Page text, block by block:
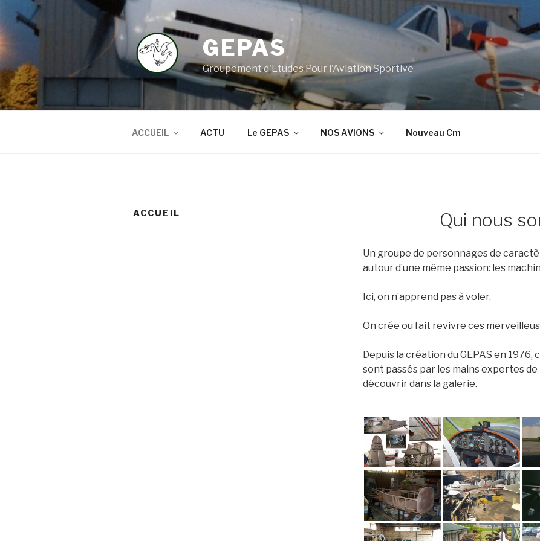
contenu
principal
GEPAS
Groupement d'Etudes Pour l'Aviation Sportive
ACCUEIL ACTU Le GEPAS NOS AVIONS Nouveau Cm
ACCUEIL Qui nous
Un groupe de personnages de
autour d’une même passion: les
Ici, on n’apprend pas à voler.
On crée ou fait revivre ces
Depuis la création du GEPAS en 1976,
sont passés par les mains expertes de
découvrir dans la galerie.